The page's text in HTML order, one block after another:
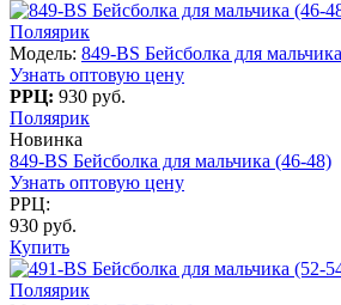
Поляярик
Модель: 849-BS Бейсболка для
Узнать оптовую цену
РРЦ: 930 руб.
Поляярик
Новинка
849-BS Бейсболка для мальчика (46-48)
Узнать оптовую цену
РРЦ:
930 руб.
Купить
Поляярик